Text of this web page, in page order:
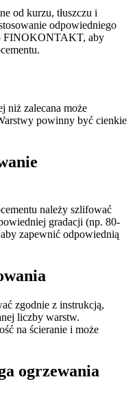
od kurzu, tłuszczu i
odpowiedniego
FINOKONTAKT, aby
niż zalecana może
powinny być cienkie
należy szlifować
gradacji (np. 80-
zapewnić odpowiednią
zgodnie z instrukcją,
liczby warstw.
na ścieranie i może
ogrzewania